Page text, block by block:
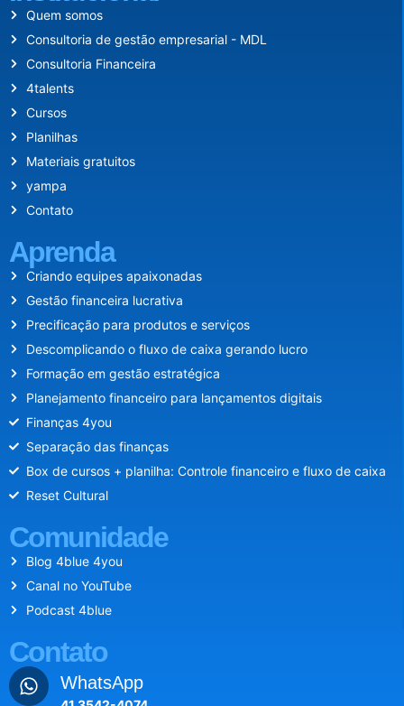
Quem somos
Consultoria de gestão empresarial - MDL
Consultoria Financeira
4talents
Cursos
Planilhas
Materiais gratuitos
yampa
Contato
Aprenda
Criando equipes apaixonadas
Gestão financeira lucrativa
Precificação para produtos e serviços
Descomplicando o fluxo de caixa gerando lucro
Formação em gestão estratégica
Planejamento financeiro para lançamentos digitais
Finanças 4you
Separação das finanças
Box de cursos + planilha: Controle financeiro e fluxo de caixa
Reset Cultural
Comunidade
Blog 4blue 4you
Canal no YouTube
Podcast 4blue
Contato
WhatsApp